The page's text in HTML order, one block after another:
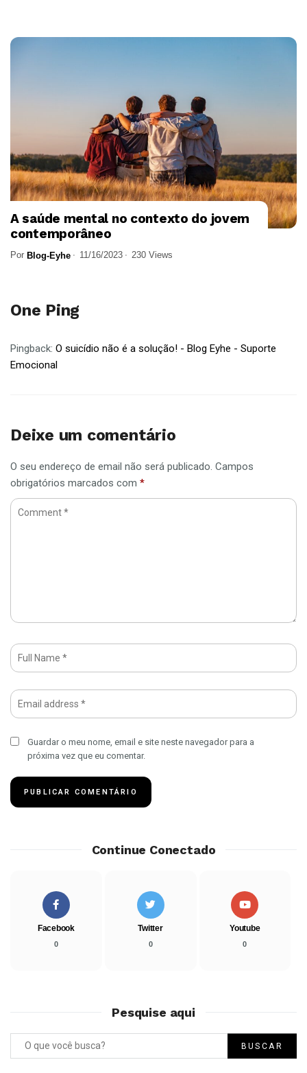
A saúde mental no contexto do jovem
contemporâneo
Por Blog-Eyhe 11/16/2023 230 Views
One Ping
Pingback: O suicídio não é a solução! - Blog Eyhe - Suporte
Emocional
Deixe um comentário
O seu endereço de email não será publicado. Campos
obrigatórios marcados com *
Guardar o meu nome, email e site neste navegador para a
próxima vez que eu comentar.
Continue Conectado
Facebook
0
Twitter
0
Youtube
0
Pesquise aqui
BUSCAR